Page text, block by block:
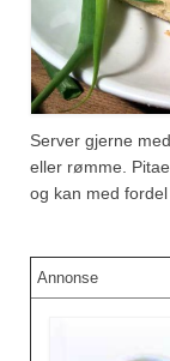
Server gjerne
eller rømme.
og kan med
Annonse